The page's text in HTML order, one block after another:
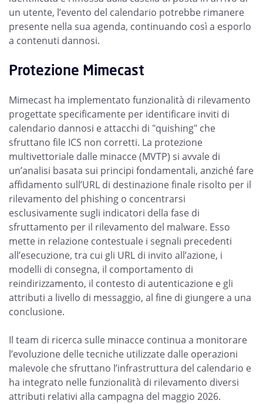
un utente, l’evento del calendario potrebbe rimanere
presente nella sua agenda, continuando così a esporlo
a contenuti dannosi.
Protezione Mimecast
Mimecast ha implementato funzionalità di rilevamento
progettate specificamente per identificare inviti di
calendario dannosi e attacchi di "quishing" che
sfruttano file ICS non corretti. La protezione
multivettoriale dalle minacce (MVTP) si avvale di
un’analisi basata sui principi fondamentali, anziché fare
affidamento sull’URL di destinazione finale risolto per il
rilevamento del phishing o concentrarsi
esclusivamente sugli indicatori della fase di
sfruttamento per il rilevamento del malware. Esso
mette in relazione contestuale i segnali precedenti
all’esecuzione, tra cui gli URL di invito all’azione, i
modelli di consegna, il comportamento di
reindirizzamento, il contesto di autenticazione e gli
attributi a livello di messaggio, al fine di giungere a una
conclusione.
Il team di ricerca sulle minacce continua a monitorare
l’evoluzione delle tecniche utilizzate dalle operazioni
malevole che sfruttano l’infrastruttura del calendario e
ha integrato nelle funzionalità di rilevamento diversi
attributi relativi alla campagna del maggio 2026.